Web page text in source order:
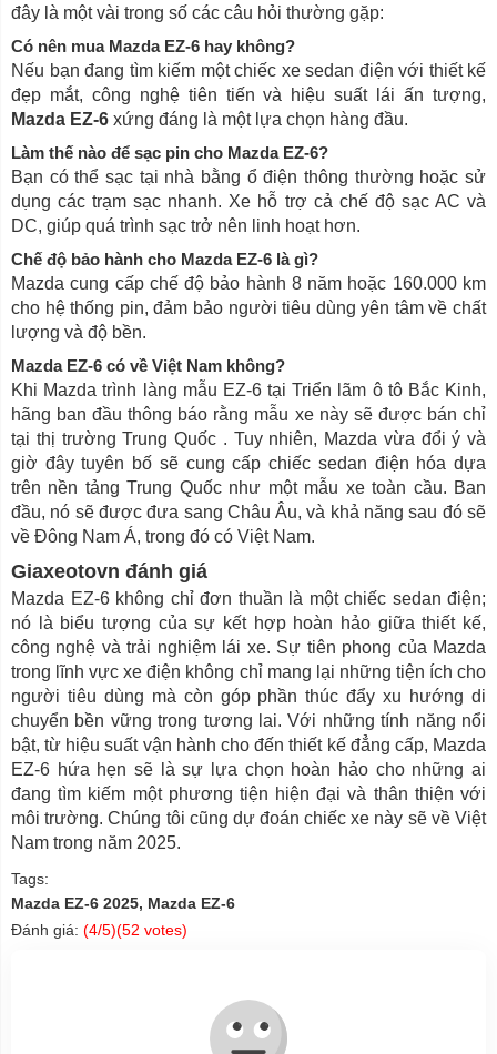
đây là một vài trong số các câu hỏi thường gặp:
Có nên mua Mazda EZ-6 hay không?
Nếu bạn đang tìm kiếm một chiếc xe sedan điện với thiết kế
đẹp mắt, công nghệ tiên tiến và hiệu suất lái ấn tượng,
Mazda EZ-6 xứng đáng là một lựa chọn hàng đầu.
Làm thế nào để sạc pin cho Mazda EZ-6?
Bạn có thể sạc tại nhà bằng ổ điện thông thường hoặc sử
dụng các trạm sạc nhanh. Xe hỗ trợ cả chế độ sạc AC và
DC, giúp quá trình sạc trở nên linh hoạt hơn.
Chế độ bảo hành cho Mazda EZ-6 là gì?
Mazda cung cấp chế độ bảo hành 8 năm hoặc 160.000 km
cho hệ thống pin, đảm bảo người tiêu dùng yên tâm về chất
lượng và độ bền.
Mazda EZ-6 có về Việt Nam không?
Khi Mazda trình làng mẫu EZ-6 tại Triển lãm ô tô Bắc Kinh,
hãng ban đầu thông báo rằng mẫu xe này sẽ được bán chỉ
tại thị trường Trung Quốc . Tuy nhiên, Mazda vừa đổi ý và
giờ đây tuyên bố sẽ cung cấp chiếc sedan điện hóa dựa
trên nền tảng Trung Quốc như một mẫu xe toàn cầu. Ban
đầu, nó sẽ được đưa sang Châu Âu, và khả năng sau đó sẽ
về Đông Nam Á, trong đó có Việt Nam.
Giaxeotovn đánh giá
Mazda EZ-6 không chỉ đơn thuần là một chiếc sedan điện;
nó là biểu tượng của sự kết hợp hoàn hảo giữa thiết kế,
công nghệ và trải nghiệm lái xe. Sự tiên phong của Mazda
trong lĩnh vực xe điện không chỉ mang lại những tiện ích cho
người tiêu dùng mà còn góp phần thúc đẩy xu hướng di
chuyển bền vững trong tương lai. Với những tính năng nổi
bật, từ hiệu suất vận hành cho đến thiết kế đẳng cấp, Mazda
EZ-6 hứa hẹn sẽ là sự lựa chọn hoàn hảo cho những ai
đang tìm kiếm một phương tiện hiện đại và thân thiện với
môi trường. Chúng tôi cũng dự đoán chiếc xe này sẽ về Việt
Nam trong năm 2025.
Tags:
Mazda EZ-6 2025, Mazda EZ-6
Đánh giá: (4/5)(52 votes)